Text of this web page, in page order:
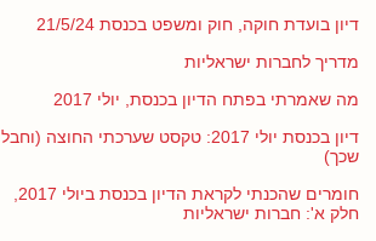
דיון בועדת חוקה, חוק ומשפט בכנסת 21/5/24
מדריך לחברות ישראליות
מה שאמרתי בפתח הדיון בכנסת, יולי 2017
דיון בכנסת יולי 2017: טקסט שערכתי החוצה (וחבל
שכך)
חלק א': חברות ישראליות